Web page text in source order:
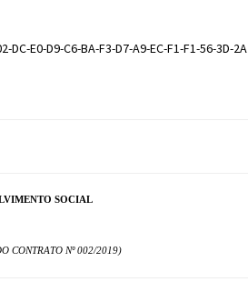
DC-E0-D9-C6-BA-F3-D7-A9-EC-F1-F1-56-3D-2A
SOCIAL
CONTRATO Nº 002/2019)